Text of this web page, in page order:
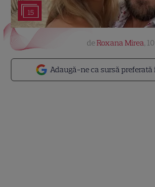
15
Adaugă-ne ca sursă preferată
deRoxana Mirea,